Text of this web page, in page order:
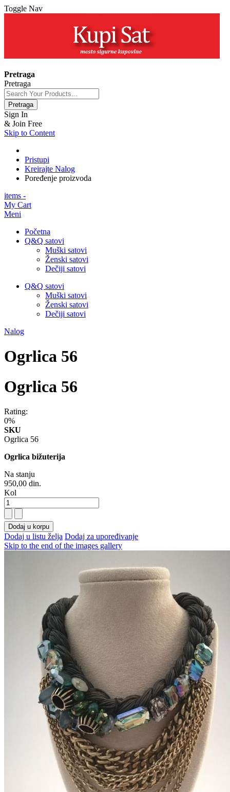
Toggle Nav
Pretraga
Pretraga
Pretraga
Sign In
& Join Free
Skip to Content
Pristupi
Kreirajte Nalog
Poređenje proizvoda
items -
My Cart
Meni
Početna
Q&Q satovi
Muški satovi
Ženski satovi
Dečiji satovi
Q&Q satovi
Muški satovi
Ženski satovi
Dečiji satovi
Nalog
Ogrlica 56
Ogrlica 56
Rating:
0%
SKU
Ogrlica 56
Ogrlica bižuterija
Na stanju
950,00 din.
Kol
Dodaj u korpu
Dodaj u listu želja Dodaj za upoređivanje
Skip to the end of the images gallery